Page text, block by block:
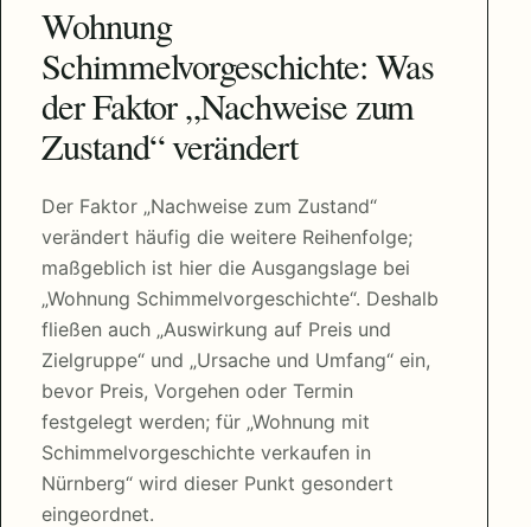
Wohnung
Schimmelvorgeschichte: Was
der Faktor „Nachweise zum
Zustand“ verändert
Der Faktor „Nachweise zum Zustand“
verändert häufig die weitere Reihenfolge;
maßgeblich ist hier die Ausgangslage bei
„Wohnung Schimmelvorgeschichte“. Deshalb
fließen auch „Auswirkung auf Preis und
Zielgruppe“ und „Ursache und Umfang“ ein,
bevor Preis, Vorgehen oder Termin
festgelegt werden; für „Wohnung mit
Schimmelvorgeschichte verkaufen in
Nürnberg“ wird dieser Punkt gesondert
eingeordnet.